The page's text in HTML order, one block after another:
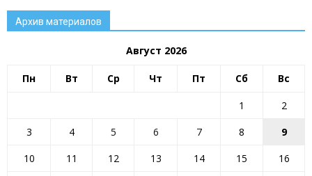
Архив материалов
Август 2026
Пн Вт Ср Чт Пт Сб Вс
1
2
3
4 5 6 7 8
9
10
11 12 13 14 15
16